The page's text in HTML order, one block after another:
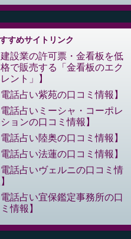
すめサイトリンク
建設業の許可票・金看板を低
で販売する「金看板のエク
ント」
電話占い紫苑の口コミ情報
電話占いミーシャ・コーポレ
ョンの口コミ情報
電話占い陸奥の口コミ情報
電話占い法蓮の口コミ情報
電話占いヴェルニの口コミ情
電話占い宜保鑑定事務所の口
情報